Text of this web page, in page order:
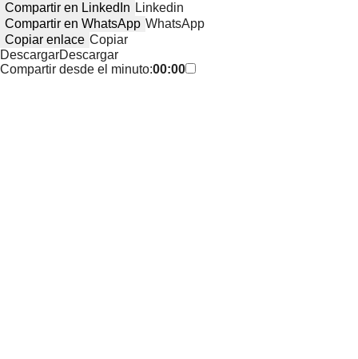
Compartir en LinkedIn Linkedin
Compartir en WhatsApp WhatsApp
Copiar enlace Copiar
DescargarDescargar
Compartir desde el minuto:00:00